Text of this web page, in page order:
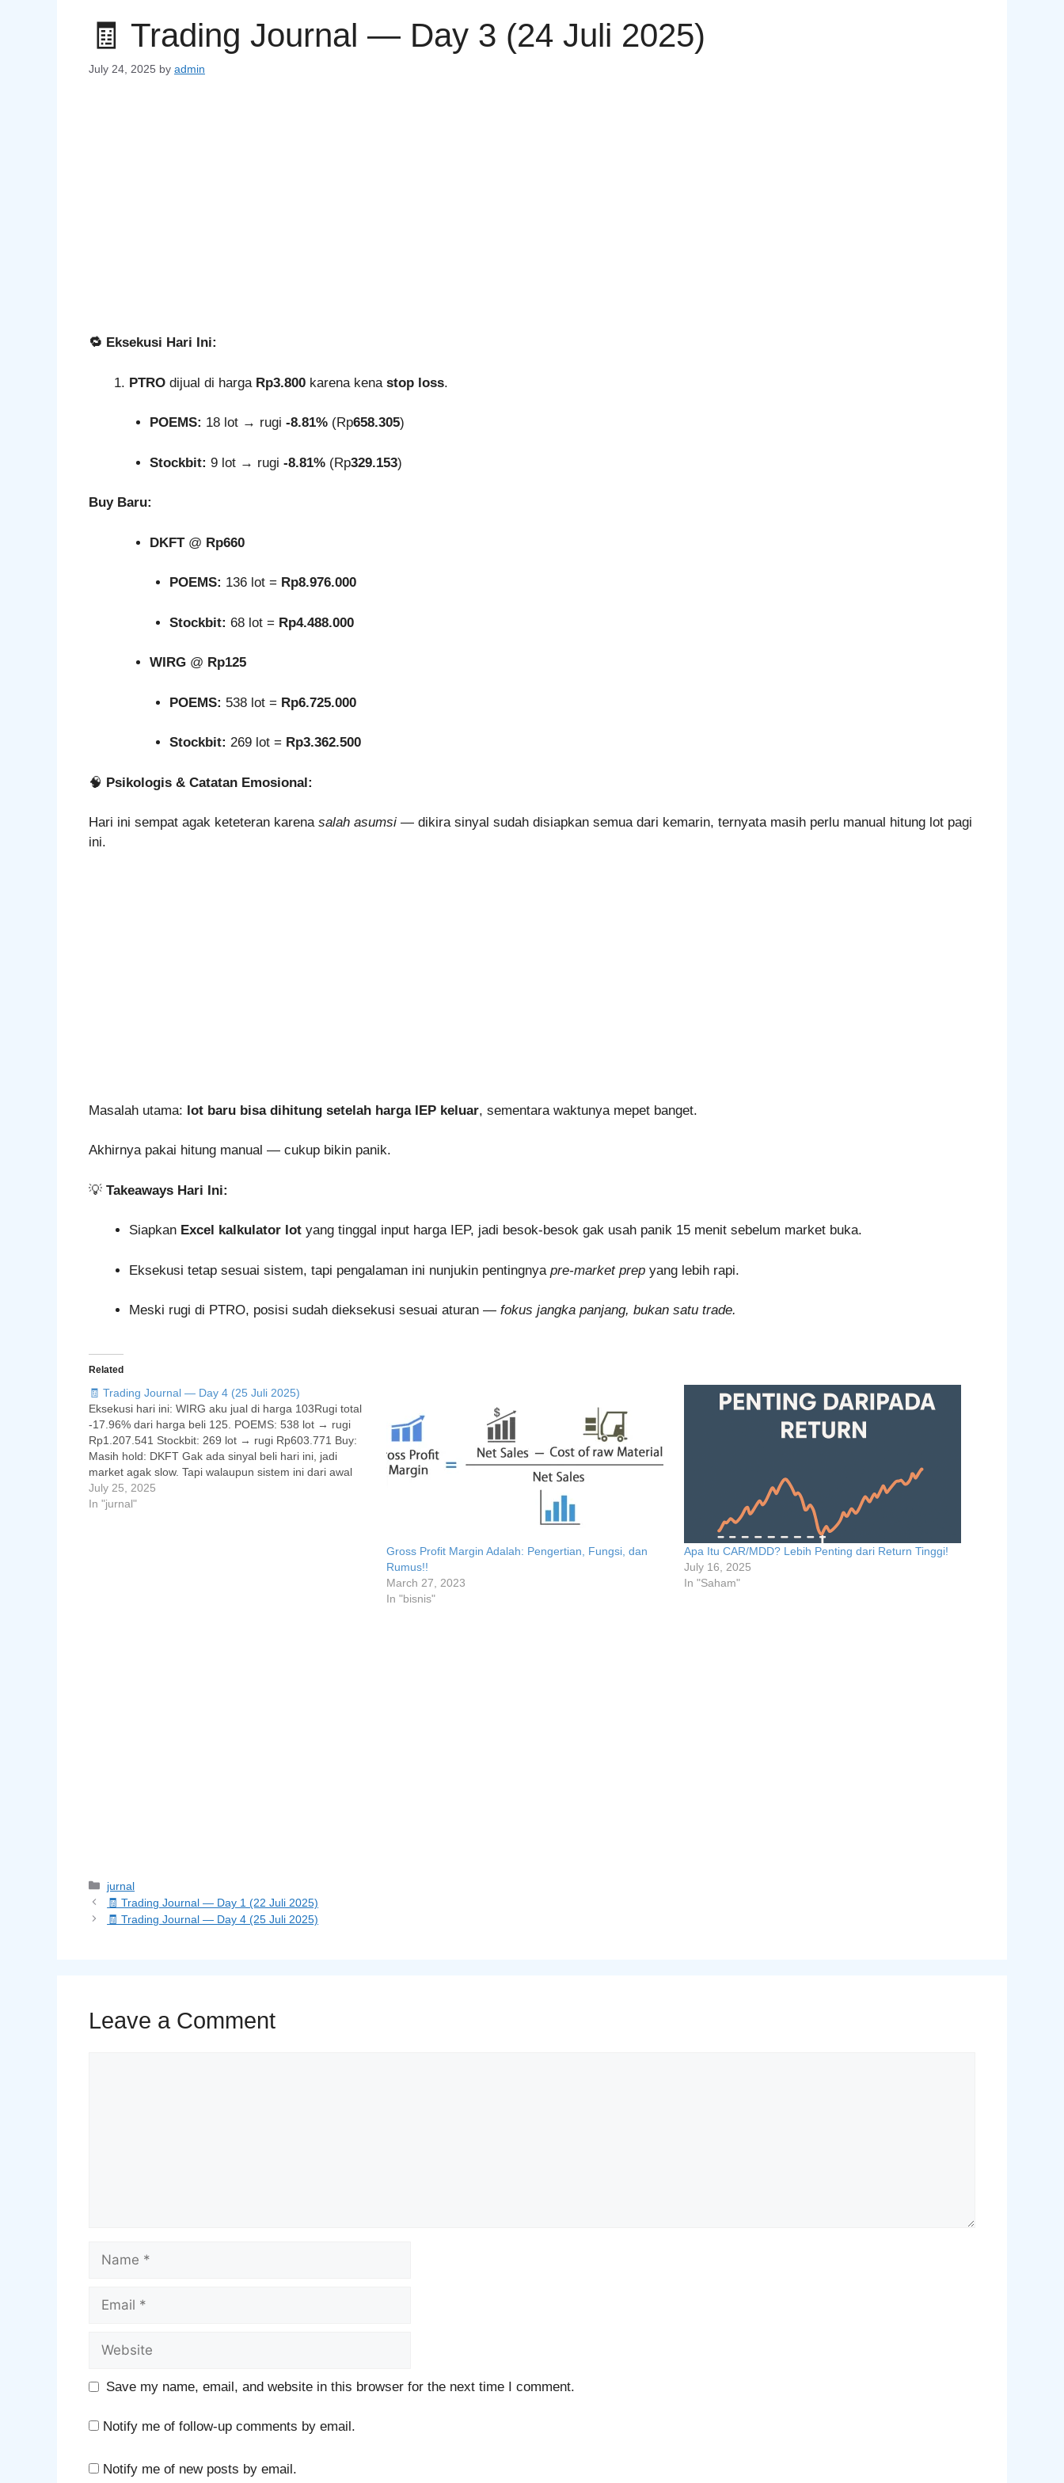
🧾 Trading Journal — Day 3 (24 Juli 2025)
July 24, 2025 by admin
🔁 Eksekusi Hari Ini:
PTRO dijual di harga Rp3.800 karena kena stop loss.
POEMS: 18 lot → rugi -8.81%(Rp658.305)
Stockbit: 9 lot → rugi -8.81%(Rp329.153)
Buy Baru:
DKFT@ Rp660
POEMS: 136 lot = Rp8.976.000
Stockbit: 68 lot = Rp4.488.000
WIRG@ Rp125
POEMS: 538 lot = Rp6.725.000
Stockbit: 269 lot = Rp3.362.500
🧠 Psikologis & Catatan Emosional:
Hari ini sempat agak keteteran karena salah asumsi — dikira sinyal sudah disiapkan semua dari kemarin, ternyata masih perlu manual hitung lot pagi
ini.
Masalah utama: lot baru bisa dihitung setelah harga IEP keluar, sementara waktunya mepet banget.
Akhirnya pakai hitung manual — cukup bikin panik.
💡 Takeaways Hari Ini:
Siapkan Excel kalkulator lot yang tinggal input harga IEP, jadi besok-besok gak usah panik 15 menit sebelum market buka.
Eksekusi tetap sesuai sistem, tapi pengalaman ini nunjukin pentingnya pre-market prep yang lebih rapi.
Meski rugi di PTRO, posisi sudah dieksekusi sesuai aturan — fokus jangka panjang, bukan satu trade.
Related
🧾 Trading Journal — Day 4 (25 Juli 2025)
Eksekusi hari ini: WIRG aku jual di harga 103Rugi total
-17.96% dari harga beli 125. POEMS: 538 lot → rugi
Rp1.207.541 Stockbit: 269 lot → rugi Rp603.771 Buy:
Masih hold: DKFT Gak ada sinyal beli hari ini, jadi
market agak slow. Tapi walaupun sistem ini dari awal
aku udah tahu…
July 25, 2025
In "jurnal"
Gross Profit Margin Adalah: Pengertian, Fungsi, dan
Rumus!!
March 27, 2023
In "bisnis"
Apa Itu CAR/MDD? Lebih Penting dari Return Tinggi!
July 16, 2025
In "Saham"
Categories
jurnal
🧾 Trading Journal — Day 1 (22 Juli 2025)
🧾 Trading Journal — Day 4 (25 Juli 2025)
Leave a Comment
Save my name, email, and website in this browser for the next time I comment.
Notify me of follow-up comments by email.
Notify me of new posts by email.